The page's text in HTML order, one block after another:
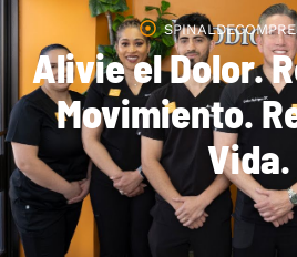
Alivie el Dolor.
Movimiento.
Vida.